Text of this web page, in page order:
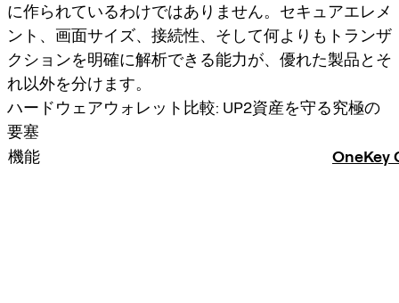
に作られているわけではありません。セキュアエレメ
ント、画面サイズ、接続性、そして何よりもトランザ
クションを明確に解析できる能力が、優れた製品とそ
れ以外を分けます。
ハードウェアウォレット比較: UP2資産を守る究極の
要塞
機能
OneKey